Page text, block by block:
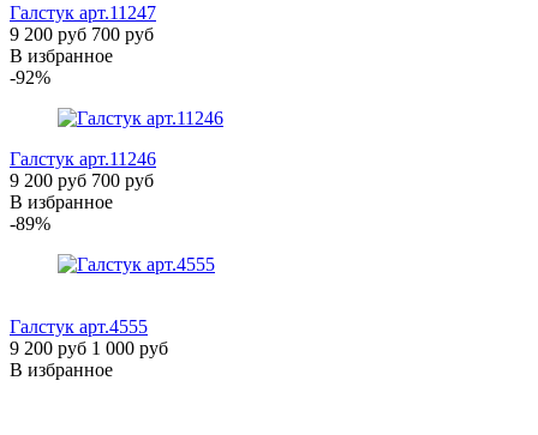
Галстук арт.11247
9 200 руб 700 руб
В избранное
-92%
Галстук арт.11246
9 200 руб 700 руб
В избранное
-89%
Галстук арт.4555
9 200 руб 1 000 руб
В избранное